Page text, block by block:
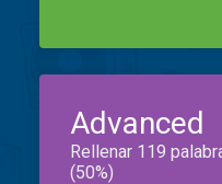
Advanced
Rellenar 119
(50%)